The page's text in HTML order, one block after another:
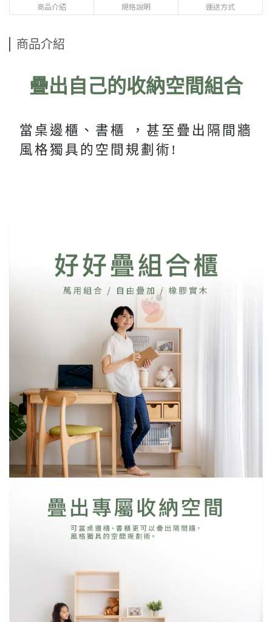
商品介紹 規格說明 運送方式
商品介紹
疊出自己的收納空間組合
當桌邊櫃、書櫃 ，甚至疊出隔間牆
風格獨具的空間規劃術!